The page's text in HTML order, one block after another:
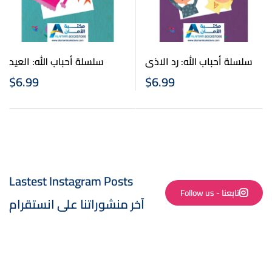
سلسلة أحباب الله: العيد
$6.99
سلسلة أحباب الله: رد الاذى
$6.99
Lastest Instagram Posts
آخر منشوراتنا على انستقرام
Follow us - تابعنا